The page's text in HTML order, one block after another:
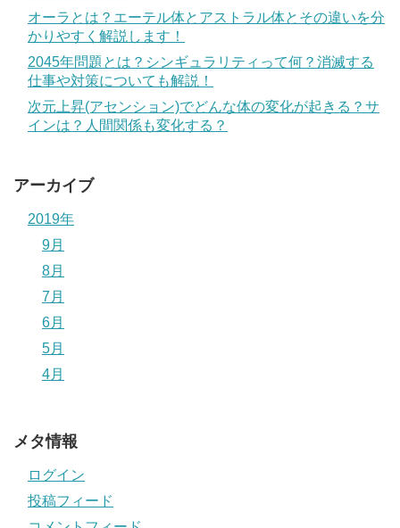
オーラとは？エーテル体とアストラル体とその違いを分
かりやすく解説します！
2045年問題とは？シンギュラリティって何？消滅する
仕事や対策についても解説！
次元上昇(アセンション)でどんな体の変化が起きる？サ
インは？人間関係も変化する？
アーカイブ
2019年
9月
8月
7月
6月
5月
4月
メタ情報
ログイン
投稿フィード